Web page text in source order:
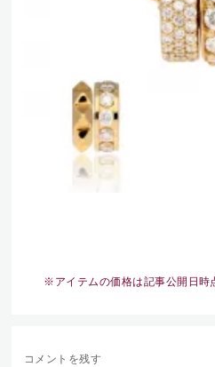
※アイテムの価格は記事公開日時
コメントを残す